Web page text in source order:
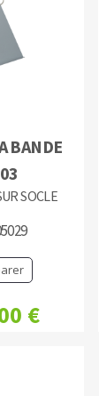
BANDE
SOCLE
€